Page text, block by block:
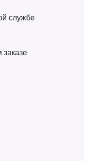
службе
заказе